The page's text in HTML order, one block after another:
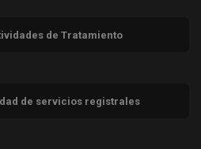
de Tratamiento
de servicios registrales